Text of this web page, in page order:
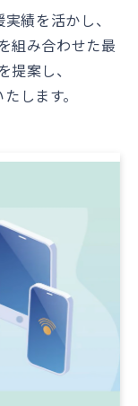
績を活かし、
組み合わせ​た最
案し、
します。